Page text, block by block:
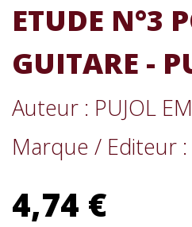
ETUDE N°3
GUITARE -
Auteur : PUJOL
Marque / Editeur :
4,74 €